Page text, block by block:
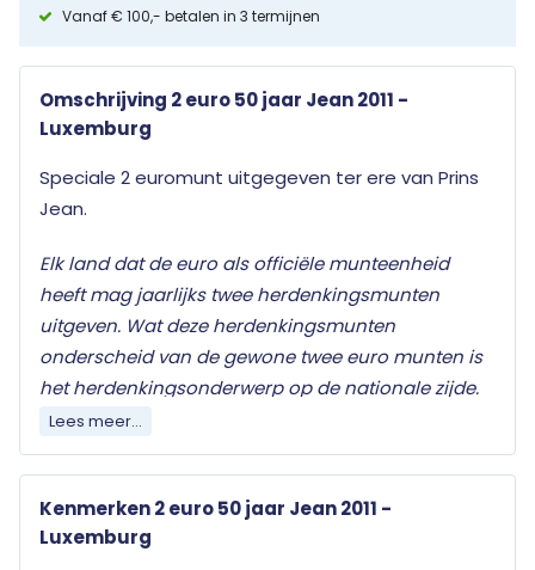
Vanaf € 100,- betalen in 3 termijnen
Omschrijving 2 euro 50 jaar Jean 2011 -
Luxemburg
Speciale 2 euromunt uitgegeven ter ere van Prins
Jean.
Elk land dat de euro als officiële munteenheid
heeft mag jaarlijks twee herdenkingsmunten
uitgeven. Wat deze herdenkingsmunten
onderscheid van de gewone twee euro munten is
het herdenkingsonderwerp op de nationale zijde.
Alleen de twee euro munt mag als
herdenkingsmunt gebruikt worden. Ze zijn in het
hele eurogebied wettig betaalmiddel; ze kunnen
als gewone euromunten worden gebruikt en
moeten worden geaccepteerd.
Lees meer...
Kenmerken 2 euro 50 jaar Jean 2011 -
Luxemburg